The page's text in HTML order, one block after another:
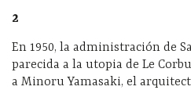
2
En 1950, la administración de
parecida a la utopia de Le
a Minoru Yamasaki, el